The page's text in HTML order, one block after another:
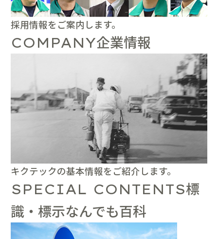
採用情報をご案内します。
COMPANY企業情報
キクテックの基本情報をご紹介します。
SPECIAL CONTENTS標
識・標示なんでも百科